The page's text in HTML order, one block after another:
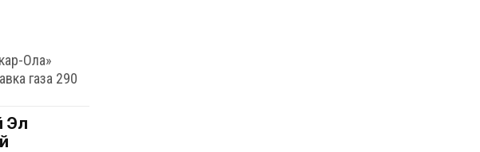
Ола»
газа 290
Эл